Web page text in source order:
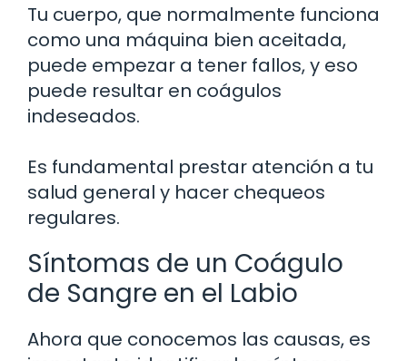
Tu cuerpo, que normalmente funciona
como una máquina bien aceitada,
puede empezar a tener fallos, y eso
puede resultar en coágulos
indeseados.
Es fundamental prestar atención a tu
salud general y hacer chequeos
regulares.
Síntomas de un Coágulo
de Sangre en el Labio
Ahora que conocemos las causas, es